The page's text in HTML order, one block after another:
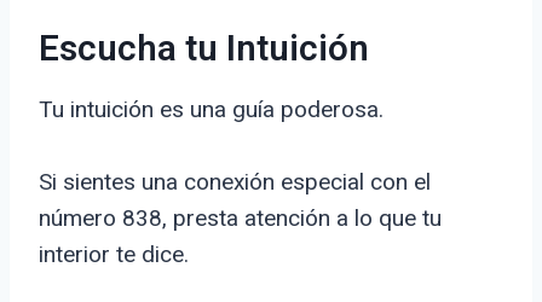
Escucha tu Intuición
Tu intuición es una guía poderosa.
Si sientes una conexión especial con el
número 838, presta atención a lo que tu
interior te dice.